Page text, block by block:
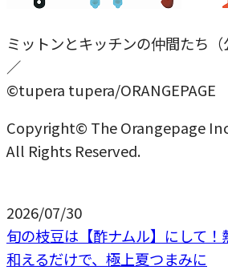
ミットンとキッチンの仲間たち（
／
©tupera tupera/ORANGEPAGE
Copyright© The Orangepage
All Rights Reserved.
2026/07/30
旬の枝豆は【酢ナムル】にして
和えるだけで、極上夏つまみに